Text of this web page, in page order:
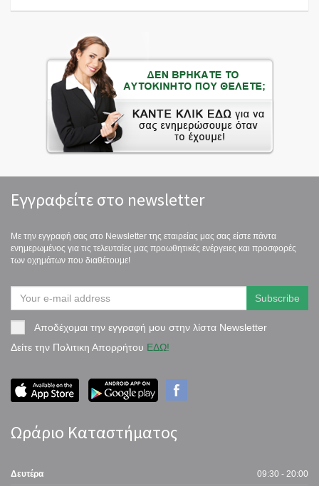
Εγγραφείτε στο newsletter
Με την εγγραφή σας στο Newsletter της εταιρείας μας σας είστε πάντα
ενημερωμένος για τις τελευταίες μας προωθητικές ενέργειες και προσφορές
των οχημάτων που διαθέτουμε!
Αποδέχομαι την εγγραφή μου στην λίστα Newsletter
Δείτε την Πολιτικη Απορρήτου ΕΔΩ!
Ωράριο Καταστήματος
Δευτέρα 09:30 - 20:00